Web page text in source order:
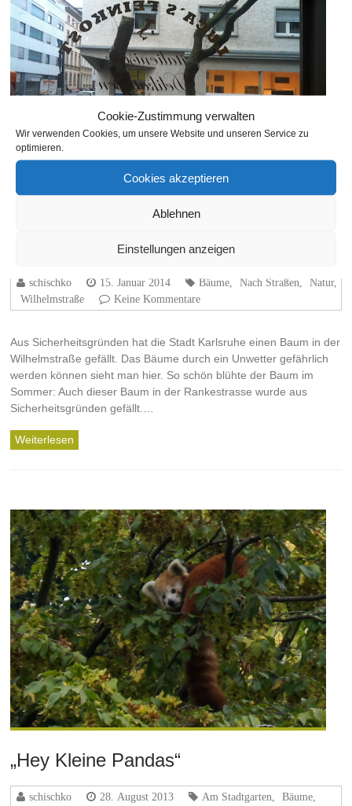
Cookie-Zustimmung verwalten
Wir verwenden Cookies, um unsere Website und unseren Service zu
optimieren.
Cookies akzeptieren
Ablehnen
Einstellungen anzeigen
Bäume in der Wilhelm- und
schischko 15. Januar 2014 Bäume Nach Straßen Natur,
Wilhelmstraße
Keine Kommentare
Aus Sicherheitsgründen hat die Stadt Karlsruhe einen Baum in der
Wilhelmstraße gefällt. Das Bäume durch ein Unwetter gefährlich
werden können sieht man hier. So schön blühte der Baum im
Sommer: Auch dieser Baum in der Rankestrasse wurde aus
Sicherheitsgründen gefällt.…
Weiterlesen
„Hey Kleine Pandas“
schischko 28. August 2013 Am Stadtgarten Bäume